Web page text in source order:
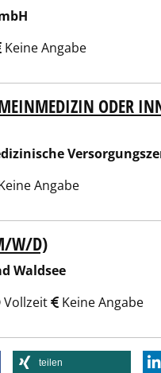
Keine Angabe
ODER
Angabe
W/D)
Waldsee
Vollzeit Keine Angabe
teilen